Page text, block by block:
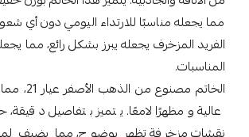
مما يجعله مناسبًا للارتداء اليومي دون أي
الفريد المزخرف يجعله يبرز بشكل رائع، مما
المناسبات.
الخاتم
عالية ومظهرًا لامعًا. يتميز بتفاصيل